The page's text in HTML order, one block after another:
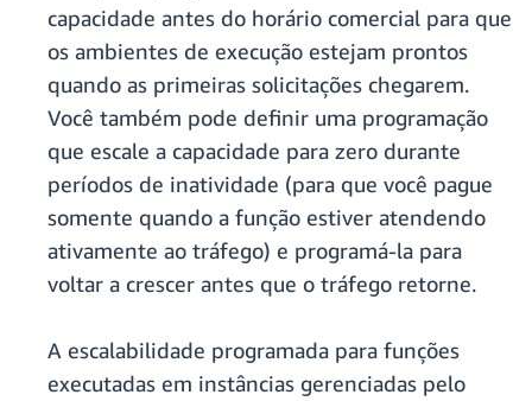
capacidade antes do horário comercial para que
os ambientes de execução estejam prontos
quando as primeiras solicitações chegarem.
Você também pode definir uma programação
que escale a capacidade para zero durante
períodos de inatividade (para que você pague
somente quando a função estiver atendendo
ativamente ao tráfego) e programá-la para
voltar a crescer antes que o tráfego retorne.
A escalabilidade programada para funções
executadas em instâncias gerenciadas pelo